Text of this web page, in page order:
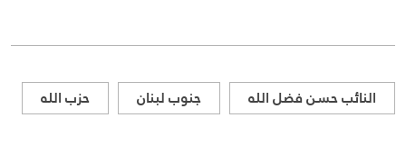
النائب حسن فضل الله جنوب لبنان حزب الله